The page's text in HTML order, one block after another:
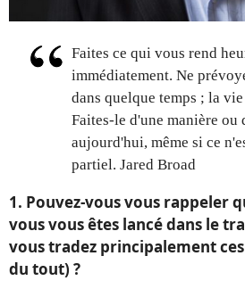
Faites ce qui vous rend
immédiatement. Ne
dans quelque temps ; la
Faites-le d'une manière ou
aujourd'hui, même si ce
partiel. Jared Broad
1. Pouvez-vous vous rappeler
vous vous êtes lancé dans le
vous tradez principalement
du tout) ?